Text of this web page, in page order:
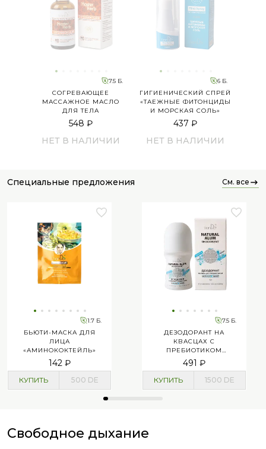
7.5 Б.
СОГРЕВАЮЩЕЕ
МАССАЖНОЕ МАСЛО
ДЛЯ ТЕЛА
548 ₽
НЕТ В НАЛИЧИИ
6 Б.
ГИГИЕНИЧЕСКИЙ СПРЕЙ
«ТАЕЖНЫЕ ФИТОНЦИДЫ
И МОРСКАЯ СОЛЬ»
437 ₽
НЕТ В НАЛИЧИИ
специальные предложения см. все
1.7 Б.
БЬЮТИ-МАСКА ДЛЯ
ЛИЦА
«АМИНОКОКТЕЙЛЬ»
142 ₽
КУПИТЬ 500 DE
7.5 Б.
ДЕЗОДОРАНТ НА
КВАСЦАХ С
ПРЕБИОТИКОМ
«МУЖСКОЙ ВЫБОР»,
СВЕЖЕСТЬ
491 ₽
КУПИТЬ 1500 DE
Свободное дыхание